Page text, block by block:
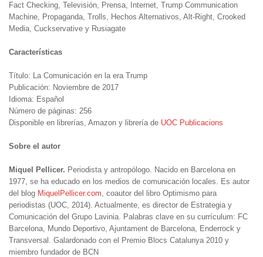
Fact Checking, Televisión, Prensa, Internet, Trump Communication
Machine, Propaganda, Trolls, Hechos Alternativos, Alt-Right, Crooked
Media, Cuckservative y Rusiagate
Características
Título: La Comunicación en la era Trump
Publicación: Noviembre de 2017
Idioma: Español
Número de páginas: 256
Disponible en librerías, Amazon y librería de UOC Publicacions
Sobre el autor
Miquel Pellicer. Periodista y antropólogo. Nacido en Barcelona en
1977, se ha educado en los medios de comunicación locales. Es autor
del blog MiquelPellicer.com, coautor del libro Optimismo para
periodistas (UOC, 2014). Actualmente, es director de Estrategia y
Comunicación del Grupo Lavinia. Palabras clave en su currículum: FC
Barcelona, Mundo Deportivo, Ajuntament de Barcelona, Enderrock y
Transversal. Galardonado con el Premio Blocs Catalunya 2010 y
miembro fundador de BCN